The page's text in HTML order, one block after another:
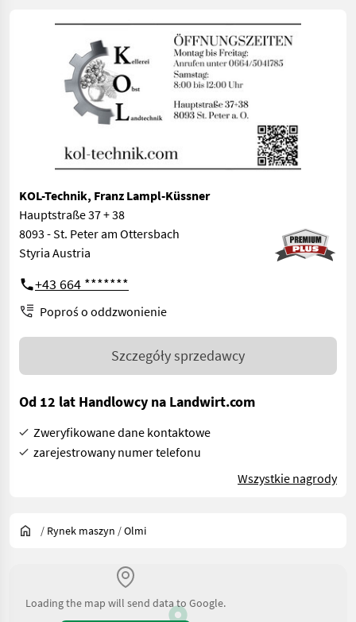
KOL-Technik, Franz Lampl-Küssner
Hauptstraße 37 + 38
8093 - St. Peter am Ottersbach
Styria Austria
+43 664 *******
Poproś o oddzwonienie
Szczegóły sprzedawcy
Od 12 lat Handlowcy na Landwirt.com
Zweryfikowane dane kontaktowe
zarejestrowany numer telefonu
Wszystkie nagrody
/ Rynek maszyn /Olmi
Loading the map will send data to Google.